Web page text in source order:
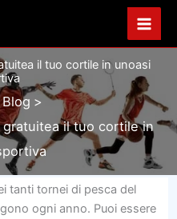
il tuo cortile in unoasi
Blog
gratuitea il tuo cortile in
tanti tornei di pesca del
ogni anno. Puoi essere